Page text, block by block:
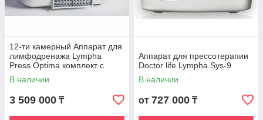
12-ти камерный Аппарат для
лимфодренажа Lympha
Press Optima комплект с
комбинезоном
В наличии
3 509 000 ₸
Аппарат для прессотерапии
Doctor life Lympha Sys-9
В наличии
от 727 000 ₸